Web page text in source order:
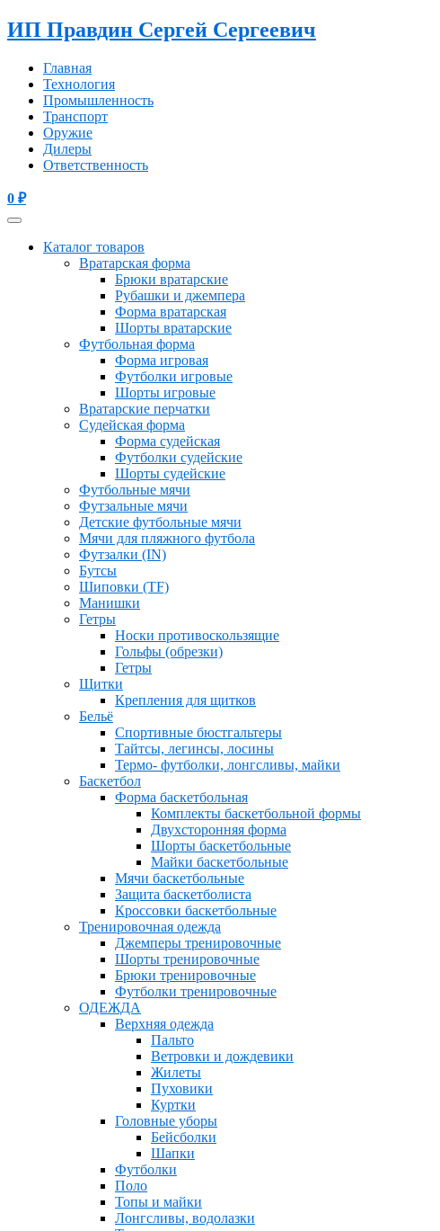
ИП Правдин Сергей Сергеевич
Главная
Технология
Промышленность
Транспорт
Оружие
Дилеры
Ответственность
0 ₽
Каталог товаров
Вратарская форма
Брюки вратарские
Рубашки и джемпера
Форма вратарская
Шорты вратарские
Футбольная форма
Форма игровая
Футболки игровые
Шорты игровые
Вратарские перчатки
Судейская форма
Форма судейская
Футболки судейские
Шорты судейские
Футбольные мячи
Футзальные мячи
Детские футбольные мячи
Мячи для пляжного футбола
Футзалки (IN)
Бутсы
Шиповки (TF)
Манишки
Гетры
Носки противоскользящие
Гольфы (обрезки)
Гетры
Щитки
Крепления для щитков
Бельё
Спортивные бюстгальтеры
Тайтсы, легинсы, лосины
Термо- футболки, лонгсливы, майки
Баскетбол
Форма баскетбольная
Комплекты баскетбольной формы
Двухсторонняя форма
Шорты баскетбольные
Майки баскетбольные
Мячи баскетбольные
Защита баскетболиста
Кроссовки баскетбольные
Тренировочная одежда
Джемперы тренировочные
Шорты тренировочные
Брюки тренировочные
Футболки тренировочные
ОДЕЖДА
Верхняя одежда
Пальто
Ветровки и дождевики
Жилеты
Пуховики
Куртки
Головные уборы
Бейсболки
Шапки
Футболки
Поло
Топы и майки
Лонгсливы, водолазки